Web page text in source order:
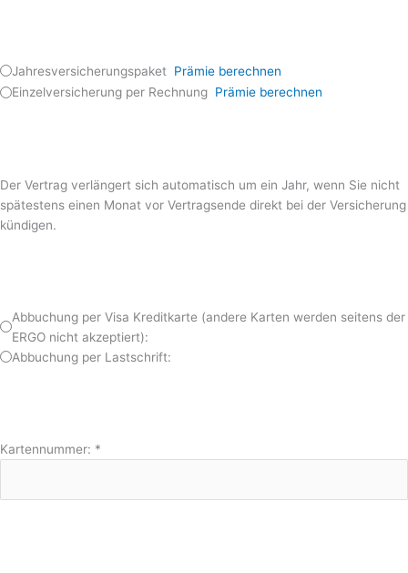
Jahresversicherungspaket Prämie berechnen
Einzelversicherung per Rechnung Prämie berechnen
Der Vertrag verlängert sich automatisch um ein Jahr, wenn Sie nicht
spätestens einen Monat vor Vertragsende direkt bei der Versicherung
kündigen.
Abbuchung per Visa Kreditkarte (andere Karten werden seitens der
ERGO nicht akzeptiert):
Abbuchung per Lastschrift:
Kartennummer: *